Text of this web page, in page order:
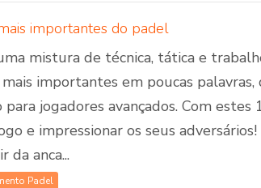
importantes do padel
mistura de técnica, tática e
importantes em poucas palavras,
jogadores avançados. Com
e impressionar os seus
da anca...
Padel